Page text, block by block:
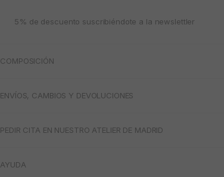
5% de descuento suscribiéndote a la newslettler
COMPOSICIÓN
ENVÍOS, CAMBIOS Y DEVOLUCIONES
PEDIR CITA EN NUESTRO ATELIER DE MADRID
AYUDA